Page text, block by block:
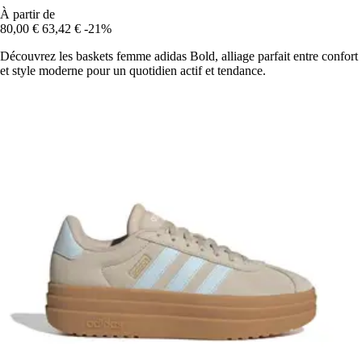
À partir de
80,00 € 63,42 € -21%
Découvrez les baskets femme adidas Bold, alliage parfait entre confort
et style moderne pour un quotidien actif et tendance.